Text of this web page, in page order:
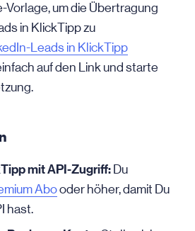
Vorlage, um die Übertragung
in KlickTipp zu
Leads in KlickTipp
auf den Link und starte
mit API-Zugriff: Du
Abooder höher, damit Du
hast.